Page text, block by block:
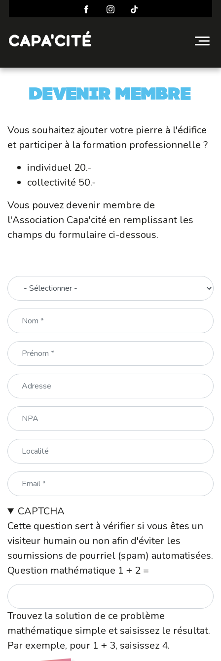
Devenir membre
Vous souhaitez ajouter votre pierre à l'édifice
et participer à la formation professionnelle ?
individuel 20.-
collectivité 50.-
Vous pouvez devenir membre de
l'Association Capa'cité en remplissant les
champs du formulaire ci-dessous.
Type
Nom
Prénom
Adresse
NPA
Localité
Email
CAPTCHA
Cette question sert à vérifier si vous êtes un
visiteur humain ou non afin d'éviter les
soumissions de pourriel (spam) automatisées.
Question mathématique 1 + 2 =
Trouvez la solution de ce problème
mathématique simple et saisissez le résultat.
Par exemple, pour 1 + 3, saisissez 4.